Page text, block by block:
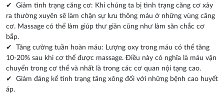
✔ Giảm tình trạng căng cơ: Khi chúng ta bị tình trạng căng cơ xảy
ra thường xuyên sẽ làm chận sự lưu thông máu ở những vùng căng
cơ. Massage có thể làm giúp thư giãn cũng như làm săn chắc cơ
bắp.
✔ Tăng cường tuần hoàn máu: Lượng oxy trong máu có thể tăng
10-20% sau khi cơ thể được massage. Điều này có nghĩa là máu vận
chuyển trong cơ thể và nhất là trong các cơ quan nội tạng cao.
✔ Giảm đáng kể tình trạng tăng xông đối với những bệnh cao huyết
áp.